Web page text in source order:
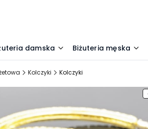
damska Biżuteria męska
Kolczyki Kolczyki